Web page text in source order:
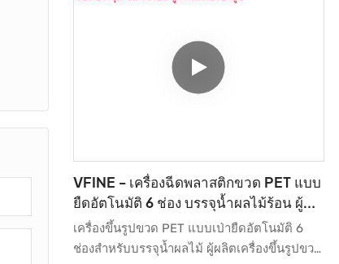
VFINE - เครื่องฉีดพลาสติกขวด PET แบบ
ยืดอัตโนมัติ 6 ช่อง บรรจุน้ำผลไม้ร้อน ผู้
ผลิตเครื่องขึ้นรูป
เครื่องขึ้นรูปขวด PET แบบเป่ายืดอัตโนมัติ 6
ช่องสำหรับบรรจุน้ำผลไม้ ผู้ผลิตเครื่องขึ้นรูปขวด